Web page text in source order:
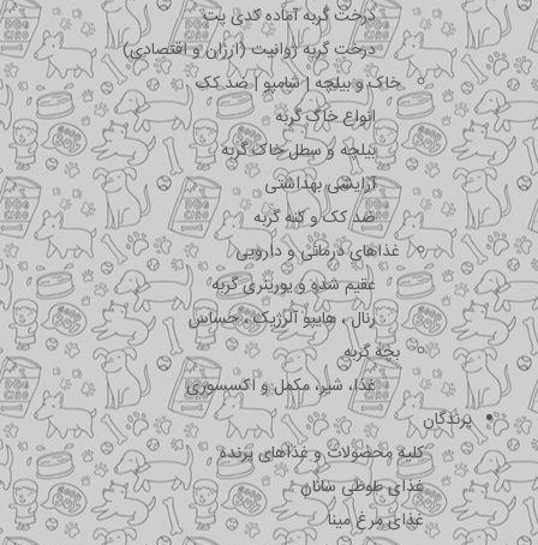
درخت گربه آماده کدی پت
درخت گربه ژوانیت (ارزان و اقتصادی)
خاک و بیلچه | شامپو | ضد کک
انواع خاک گربه
بیلچه و سطل خاک گربه
آرایشی بهداشتی
ضد کک و کنه گربه
غذاهای درمانی و دارویی
عقیم شده و یورینری گربه
رنال ، هایپو آلرژیک ، حساس
بچه گربه
غذا، شیر، مکمل و اکسسوری
پرندگان
کلیه محصولات و غذاهای پرنده
غذای طوطی سانان
غذای مرغ مینا